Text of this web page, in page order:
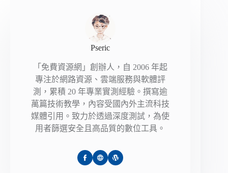
Pseric
「免費資源網」創辦人，自 2006 年起
專注於網路資源、雲端服務與軟體評
測，累積 20 年專業實測經驗。撰寫逾
萬篇技術教學，內容受國內外主流科技
媒體引用。致力於透過深度測試，為使
用者篩選安全且高品質的數位工具。